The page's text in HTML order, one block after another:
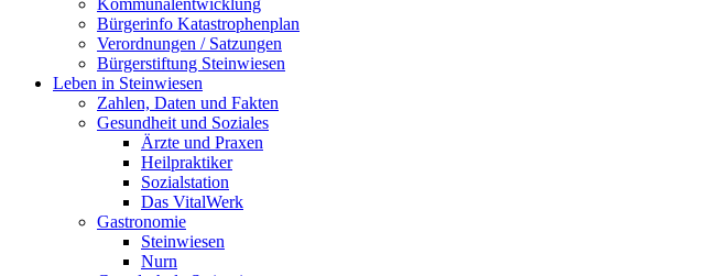
Kommunalentwicklung
Bürgerinfo Katastrophenplan
Verordnungen / Satzungen
Bürgerstiftung Steinwiesen
Leben in Steinwiesen
Zahlen, Daten und Fakten
Gesundheit und Soziales
Ärzte und Praxen
Heilpraktiker
Sozialstation
Das VitalWerk
Gastronomie
Steinwiesen
Nurn